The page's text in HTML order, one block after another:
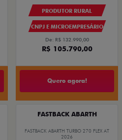
PRODUTOR RURAL
CNPJ E MICROEMPRESÁRIO
De: R$ 132.990,00
R$ 105.790,00
Quero agora!
FASTBACK ABARTH
FASTBACK ABARTH TURBO 270 FLEX AT
2026